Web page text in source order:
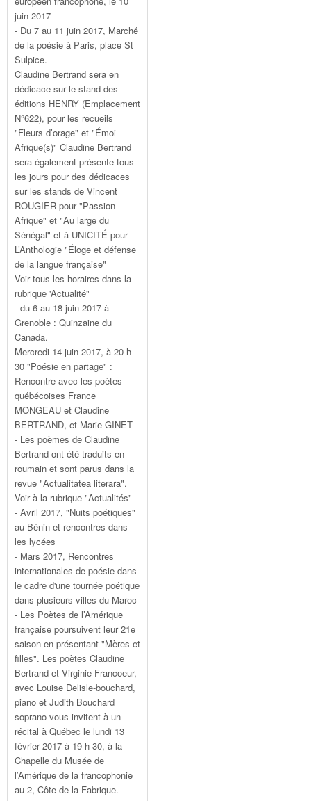
juin 2017
- Du 7 au 11 juin 2017, Marché
de la poésie à Paris, place St
Sulpice.
Claudine Bertrand sera en
dédicace sur le stand des
éditions HENRY (Emplacement
N°622), pour les recueils
"Fleurs d’orage" et "Émoi
Afrique(s)" Claudine Bertrand
sera également présente tous
les jours pour des dédicaces
sur les stands de Vincent
ROUGIER pour "Passion
Afrique" et "Au large du
Sénégal" et à UNICITÉ pour
L’Anthologie "Éloge et défense
de la langue française"
Voir tous les horaires dans la
rubrique 'Actualité"
- du 6 au 18 juin 2017 à
Grenoble : Quinzaine du
Canada.
Mercredi 14 juin 2017, à 20 h
30 "Poésie en partage" :
Rencontre avec les poètes
québécoises France
MONGEAU et Claudine
BERTRAND, et Marie GINET
- Les poèmes de Claudine
Bertrand ont été traduits en
roumain et sont parus dans la
revue "Actualitatea literara".
Voir à la rubrique "Actualités"
- Avril 2017, "Nuits poétiques"
au Bénin et rencontres dans
les lycées
- Mars 2017, Rencontres
internationales de poésie dans
le cadre d'une tournée poétique
dans plusieurs villes du Maroc
- Les Poètes de l’Amérique
française poursuivent leur 21e
saison en présentant "Mères et
filles". Les poètes Claudine
Bertrand et Virginie Francoeur,
avec Louise Delisle-bouchard,
piano et Judith Bouchard
soprano vous invitent à un
récital à Québec le lundi 13
février 2017 à 19 h 30, à la
Chapelle du Musée de
l’Amérique de la francophonie
au 2, Côte de la Fabrique.